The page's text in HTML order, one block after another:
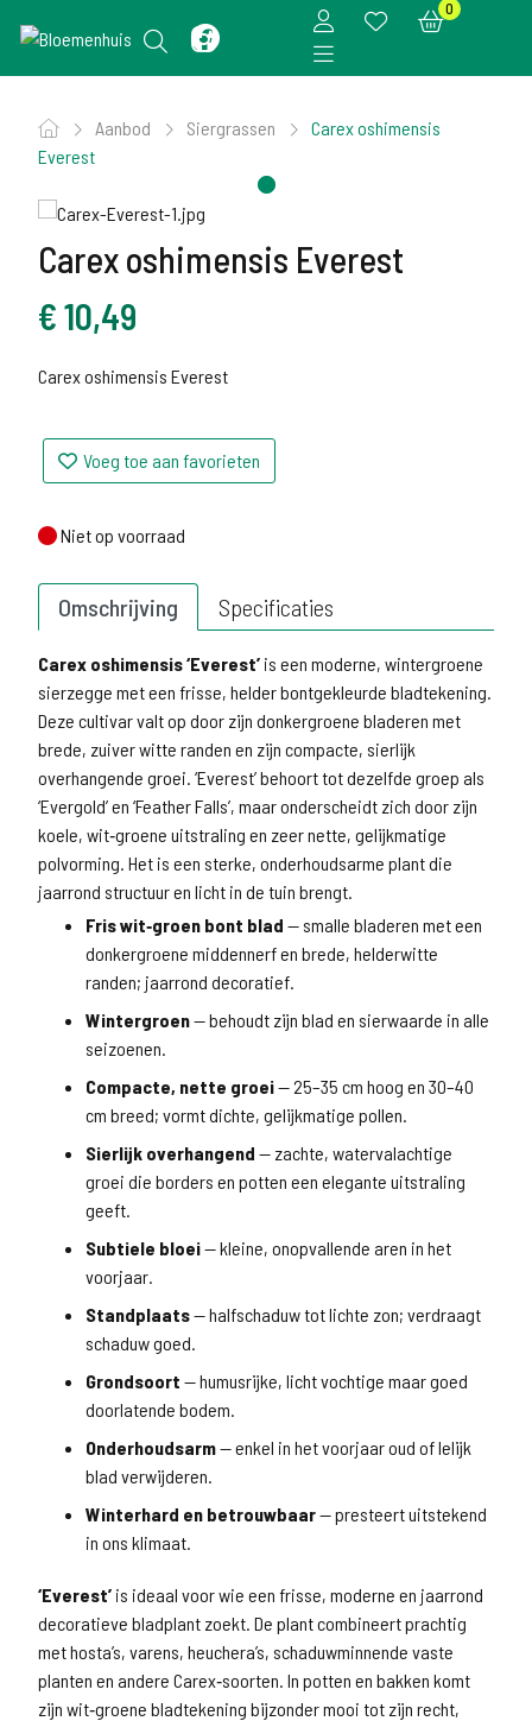
0
Aanbod Siergrassen
Carex oshimensis
Everest
Carex oshimensis Everest
€10,49
Carex oshimensis Everest
Voeg toe aan favorieten
Niet op voorraad
Niet op voorraad
Omschrijving Specificaties
Carex oshimensis ‘Everest’ is een moderne, wintergroene
sierzegge met een frisse, helder bontgekleurde bladtekening.
Deze cultivar valt op door zijn donkergroene bladeren met
brede, zuiver witte randen en zijn compacte, sierlijk
overhangende groei. ‘Everest’ behoort tot dezelfde groep als
‘Evergold’ en ‘Feather Falls’, maar onderscheidt zich door zijn
koele, wit‑groene uitstraling en zeer nette, gelijkmatige
polvorming. Het is een sterke, onderhoudsarme plant die
jaarrond structuur en licht in de tuin brengt.
Fris wit‑groen bont blad — smalle bladeren met een
donkergroene middennerf en brede, helderwitte
randen; jaarrond decoratief.
Wintergroen— behoudt zijn blad en sierwaarde in alle
seizoenen.
Compacte, nette groei— 25–35 cm hoog en 30–40
cm breed; vormt dichte, gelijkmatige pollen.
Sierlijk overhangend — zachte, watervalachtige
groei die borders en potten een elegante uitstraling
geeft.
Subtiele bloei— kleine, onopvallende aren in het
voorjaar.
Standplaats— halfschaduw tot lichte zon; verdraagt
schaduw goed.
Grondsoort — humusrijke, licht vochtige maar goed
doorlatende bodem.
Onderhoudsarm— enkel in het voorjaar oud of lelijk
blad verwijderen.
Winterhard en betrouwbaar— presteert uitstekend
in ons klimaat.
‘Everest’ is ideaal voor wie een frisse, moderne en jaarrond
decoratieve bladplant zoekt. De plant combineert prachtig
met hosta’s, varens, heuchera’s, schaduwminnende vaste
planten en andere Carex‑soorten. In potten en bakken komt
zijn wit‑groene bladtekening bijzonder mooi tot zijn recht,